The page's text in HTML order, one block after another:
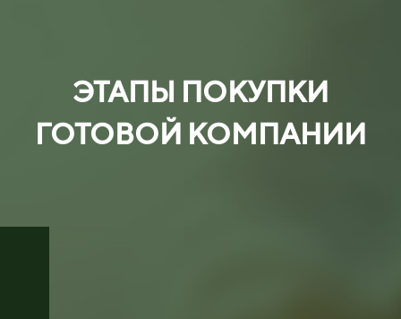
ЭТАПЫ ПОКУПКИ
ГОТОВОЙ КОМПАНИИ